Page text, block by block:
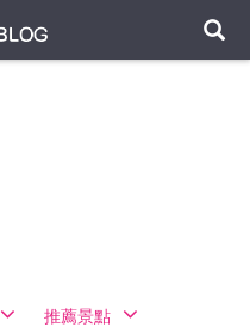
推薦景點